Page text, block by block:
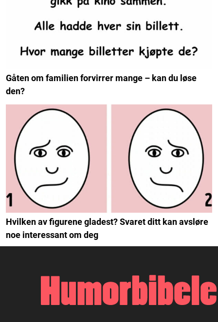
Gåten om familien forvirrer mange – kan du løse
den?
Hvilken av figurene gladest? Svaret ditt kan avsløre
noe interessant om deg